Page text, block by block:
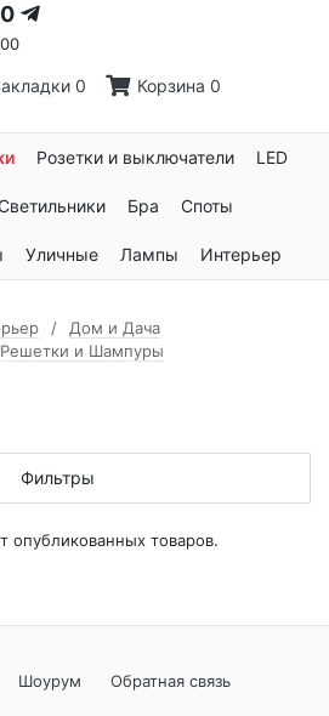
0 Корзина 0
Розетки и выключатели LED
Бра Споты
Уличные Лампы Интерьер
Дом и Дача
Решетки и Шампуры
Фильтры
опубликованных товаров.
Шоурум
Обратная связь